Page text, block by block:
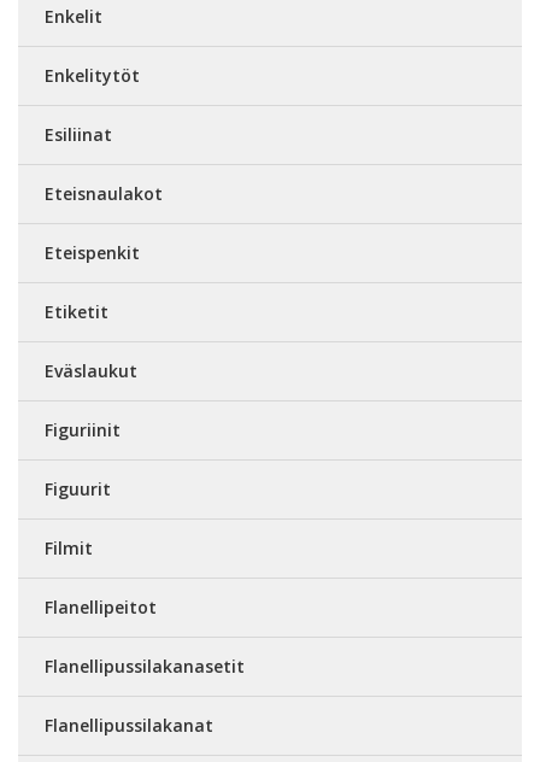
Enkelit
Enkelitytöt
Esiliinat
Eteisnaulakot
Eteispenkit
Etiketit
Eväslaukut
Figuriinit
Figuurit
Filmit
Flanellipeitot
Flanellipussilakanasetit
Flanellipussilakanat